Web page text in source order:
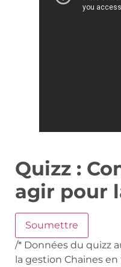
Quizz :
agir pour
Soumettre
/* Données du quizz
la gestion Chaines en